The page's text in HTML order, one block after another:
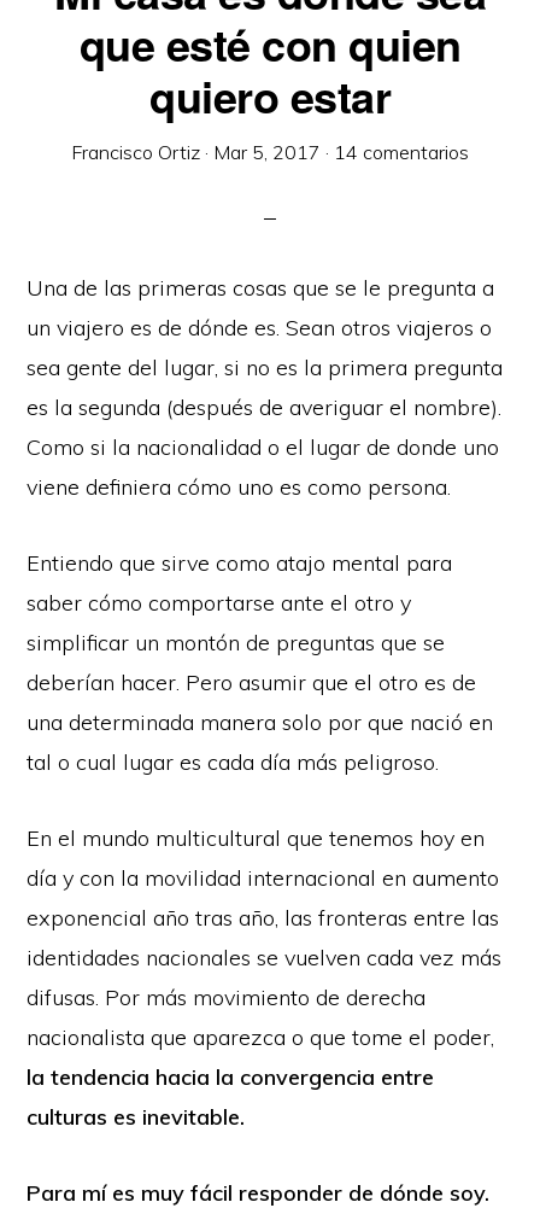
que esté con quien
quiero estar
Francisco Ortiz · Mar 5, 2017 · 14 comentarios
Una de las primeras cosas que se le pregunta a
un viajero es de dónde es. Sean otros viajeros o
sea gente del lugar, si no es la primera pregunta
es la segunda (después de averiguar el nombre).
Como si la nacionalidad o el lugar de donde uno
viene definiera cómo uno es como persona.
Entiendo que sirve como atajo mental para
saber cómo comportarse ante el otro y
simplificar un montón de preguntas que se
deberían hacer. Pero asumir que el otro es de
una determinada manera solo por que nació en
tal o cual lugar es cada día más peligroso.
En el mundo multicultural que tenemos hoy en
día y con la movilidad internacional en aumento
exponencial año tras año, las fronteras entre las
identidades nacionales se vuelven cada vez más
difusas. Por más movimiento de derecha
nacionalista que aparezca o que tome el poder,
la tendencia hacia la convergencia entre
culturas es inevitable.
Para mí es muy fácil responder de dónde soy.